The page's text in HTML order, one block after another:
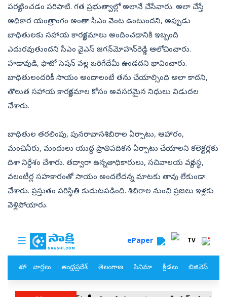
పర్యటించడం పరిపాటి. గత ప్రభుత్వాల్లో అలానే చేసేవారు. అలా చేస్తే
అధికార యంత్రాంగం అంతా సీఎం వెంట ఉంటుందని, అప్పుడు
బాధితులకు సహాయ కార్యక్రమాలు అందించడానికి ఇబ్బంది
ఎదురవుతుందని సీఎం వైఎస్‌ జగన్‌మోహన్‌రెడ్డి ఆలోచించారు.
హడావుడి, ఫొటో సెషన్‌ వల్ల ఒరిగేదేమీ ఉండదని భావించారు.
బాధితులందరికీ సాయం అందాలంటే తను చేయాల్సింది అలా కాదని,
తొలుత సహాయ కార్యక్రమాల కోసం అవసరమైన నిధులు విడుదల
చేశారు.
బాధితు­ల తరలింపు, పునరావాసశిబిరాల ఏర్పాటు, ఆహారం,
మంచినీరు, మందులు యుద్ధ ప్రాతిపదికన ఏర్పాటు చే­యాలని కలెక్టర్లకు
దిశా నిర్దేశం చేశారు. తద్వారా ఉన్నతాధికారులు, సచివాలయ వ్యవస్థ,
వలంటీర్ల సహకారంతో సాయం అందలేదన్న మాటకు తావు లేకుండా
చేశారు. ప్రస్తుతం పరిస్థితి కుదుటపడింది. శిబిరాల నుంచి ప్రజలు ఇళ్లకు
వెళ్లిపోయారు.